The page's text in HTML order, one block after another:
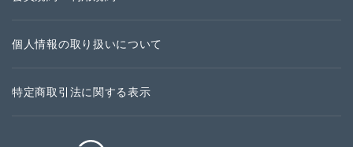
個人情報の取り扱いについて
特定商取引法に関する表示